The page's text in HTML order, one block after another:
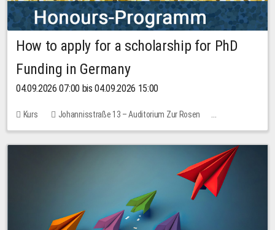
How to apply for a scholarship for PhD
Funding in Germany
04.09.2026 07:00 bis 04.09.2026 15:00
Kurs
Johannisstraße 13 – Auditorium Zur Rosen
Keine freien Plätze